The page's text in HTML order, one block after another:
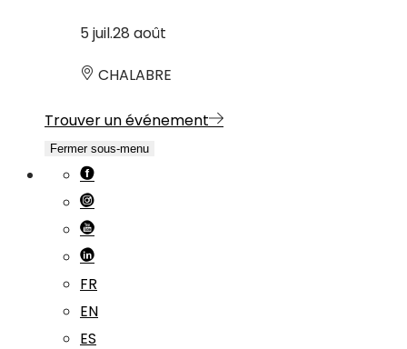
5 juil.28 août
CHALABRE
Trouver un événement
Fermer sous-menu
FR
EN
ES